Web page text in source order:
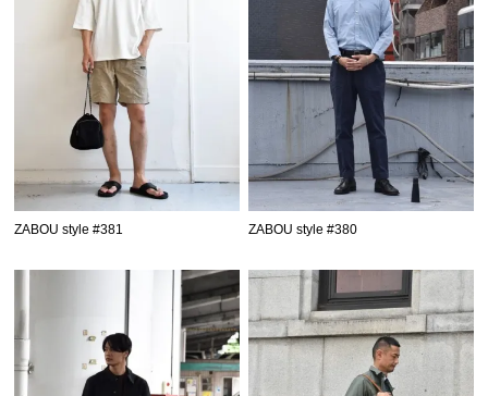
ZABOU style #381 ZABOU style #380